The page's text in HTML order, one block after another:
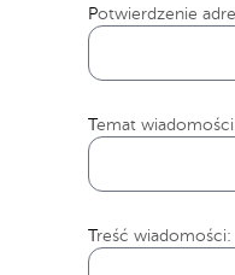
Potwierdzenie
Temat
Treść wiadomości: